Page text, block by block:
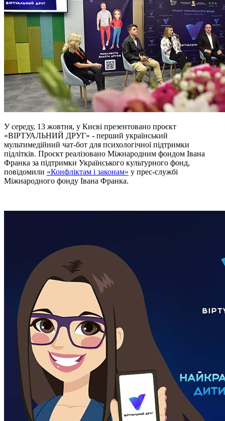
У середу, 13 жовтня, у Києві презентовано проєкт
«ВІРТУАЛЬНИЙ ДРУГ» - перший український
мультимедійний чат-бот для психологічної підтримки
підлітків. Проєкт реалізовано Міжнародним фондом Івана
Франка за підтримки Українського культурного фонд,
повідомили «Конфліктам і законам» у прес-службі
Міжнародного фонду Івана Франка.